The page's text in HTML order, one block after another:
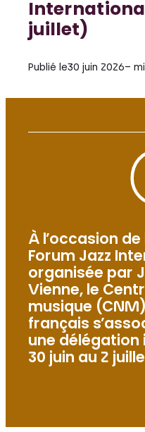
juillet)
Publié le30 juin 2026–
À l’occasion
Forum Jazz
organisée par
Vienne, le
musique
français
une délégation
30 juin au 2